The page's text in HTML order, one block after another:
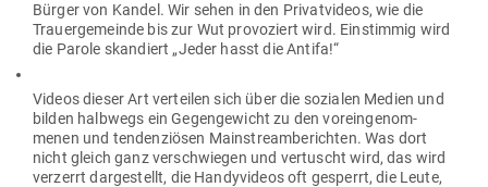
Bürger von Kandel. Wir sehen in den Pri­vat­videos, wie die
Trau­er­ge­meinde bis zur Wut pro­vo­ziert wird. Ein­stimmig wird
die Parole skan­diert „Jeder hasst die Antifa!“
Videos dieser Art ver­teilen sich über die sozialen Medien und
bilden halbwegs ein Gegen­ge­wicht zu den vor­ein­ge­nom­
menen und ten­den­ziösen Main­stream­be­richten. Was dort
nicht gleich ganz ver­schwiegen und ver­tuscht wird, das wird
ver­zerrt dar­ge­stellt, die Han­dy­videos oft gesperrt, die Leute,